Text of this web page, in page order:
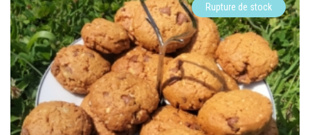
Rupture de stock